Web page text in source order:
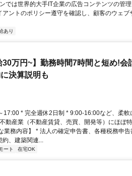
では世界的大手IT企業の広告コンテンツの管
ントのポリシー遵守を確認し、顧客のウェ
あり
30万円~】勤務時間7時間と短め!会
決算説明も
17:00 * 完全週休2日制 * 9:00-16:00など、柔軟
動産業（不動産賃貸、売買、開発等）にほぼ
業務内容】 * 法人の確定申告書、各種税務申
約、建築関連...
ート 在宅OK